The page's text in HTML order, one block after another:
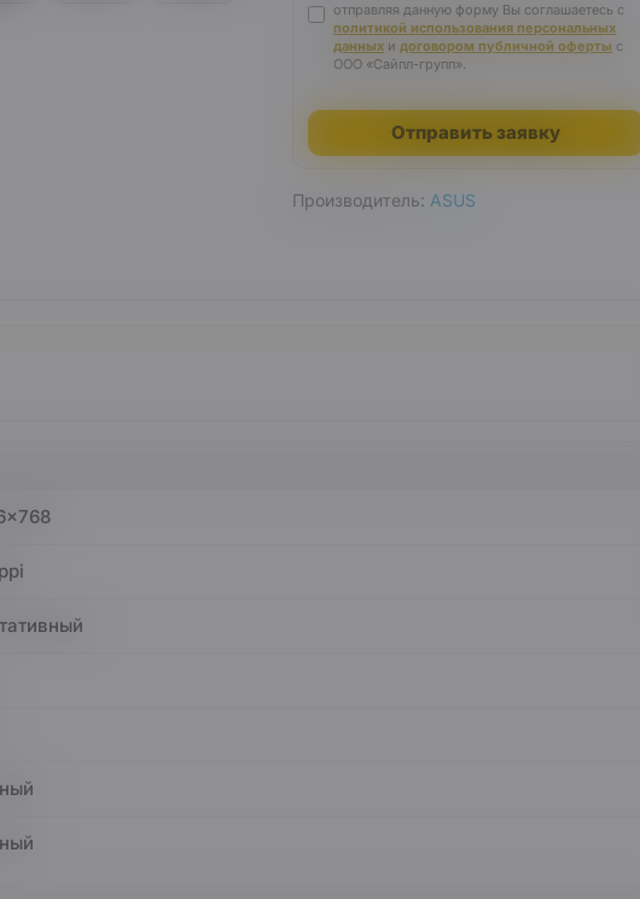
отправляя данную форму Вы соглашаетесь с
политикой использования персональных
данных идоговором публичной оферты с
ООО «Сайпл-групп».
Отправить заявку
Производитель: ASUS